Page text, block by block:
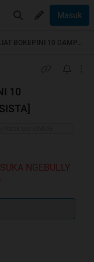
Masuk
WANITA DILARANG LIAT BOKEP.INI 10 DAMPAKNYA [SAY NO TO BOKEP SISTA]
10
NGEBULLY
OUT AJA.